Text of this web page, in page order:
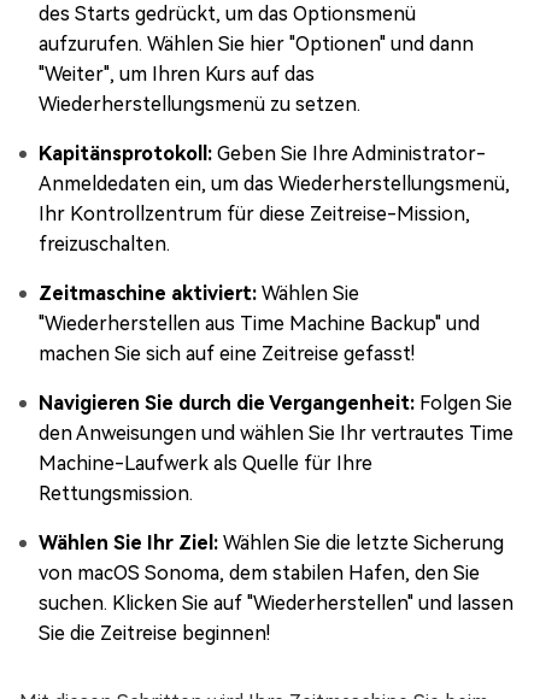
des Starts gedrückt, um das Optionsmenü
aufzurufen. Wählen Sie hier "Optionen" und dann
"Weiter", um Ihren Kurs auf das
Wiederherstellungsmenü zu setzen.
Kapitänsprotokoll: Geben Sie Ihre Administrator-
Anmeldedaten ein, um das Wiederherstellungsmenü,
Ihr Kontrollzentrum für diese Zeitreise-Mission,
freizuschalten.
Zeitmaschine aktiviert: Wählen Sie
"Wiederherstellen aus Time Machine Backup" und
machen Sie sich auf eine Zeitreise gefasst!
Navigieren Sie durch die Vergangenheit: Folgen Sie
den Anweisungen und wählen Sie Ihr vertrautes Time
Machine-Laufwerk als Quelle für Ihre
Rettungsmission.
Wählen Sie Ihr Ziel: Wählen Sie die letzte Sicherung
von macOS Sonoma, dem stabilen Hafen, den Sie
suchen. Klicken Sie auf "Wiederherstellen" und lassen
Sie die Zeitreise beginnen!